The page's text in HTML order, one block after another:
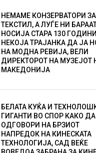
НЕМАМЕ КОНЗЕРВАТОРИ ЗА
ТЕКСТИЛ, А ЛУЃЕ НИ
НОСИЈА СТАРА 130
НЕКОЈА ТРАЈАНКА ДА ЈА
НА МОДНА РЕВИЈА, ВЕЛИ
ДИРЕКТОРОТ НА МУЗЕЈОТ
МАКЕДОНИЈА
БЕЛАТА КУЌА И
ГИГАНТИ ВО СПОР КАКО ДА
ОДГОВОРИ НА БРЗИОТ
НАПРЕДОК НА КИНЕСКАТА
ТЕХНОЛОГИЈА, САД ВЕЌЕ